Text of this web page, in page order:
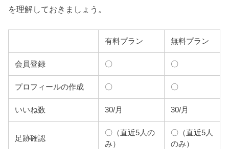
を理解しておきましょう。
有料プラン 無料プラン
会員登録 〇 〇
プロフィールの作成 〇 〇
いいね数 30/月 30/月
足跡確認
〇（直近5人の
み）
〇（直近5人
のみ）